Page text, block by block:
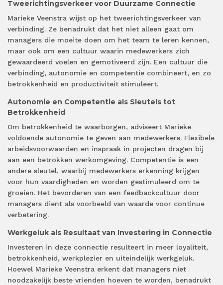
Tweerichtingsverkeer voor Duurzame Connectie
Marieke Veenstra wijst op het tweerichtingsverkeer van
verbinding. Ze benadrukt dat het niet alleen gaat om
managers die moeite doen om het team te leren kennen,
maar ook om een cultuur waarin medewerkers zich
gewaardeerd voelen en gemotiveerd zijn. Een cultuur die
verbinding, autonomie en competentie combineert, en zo
betrokkenheid en productiviteit stimuleert.
Autonomie en Competentie als Sleutels tot
Betrokkenheid
Om betrokkenheid te waarborgen, adviseert Marieke
voldoende autonomie te geven aan medewerkers. Flexibele
arbeidsvoorwaarden en inspraak in projecten dragen bij
aan een betrokken werkomgeving. Competentie is een
andere sleutel, waarbij medewerkers erkenning krijgen
voor hun vaardigheden en worden gestimuleerd om te
groeien. Het bevorderen van een feedbackcultuur door
managers dient als voorbeeld van waarde voor continue
verbetering.
Werkgeluk als Resultaat van Investering in Connectie
Investeren in deze connectie resulteert in meer loyaliteit,
betrokkenheid, werkplezier en uiteindelijk werkgeluk.
Hoewel Marieke Veenstra erkent dat managers niet
noodzakelijk beste vrienden hoeven te worden, benadrukt